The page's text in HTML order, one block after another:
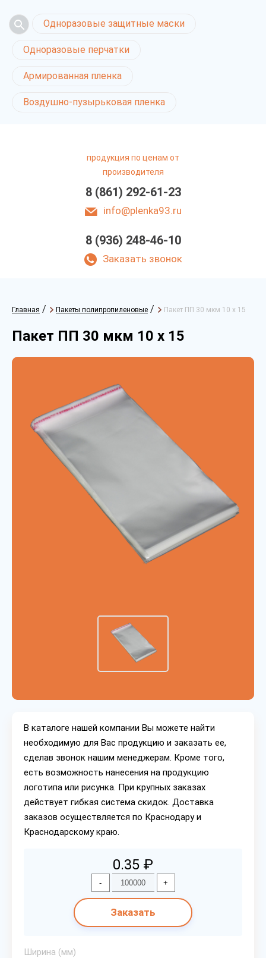
Одноразовые защитные маски
Одноразовые перчатки
Армированная пленка
Воздушно-пузырьковая пленка
продукция по ценам от
производителя
8 (861) 292-61-23
info@plenka93.ru
8 (936) 248-46-10
Заказать звонок
Главная / Пакеты полипропиленовые / Пакет ПП 30 мкм 10 х 15
Пакет ПП 30 мкм 10 х 15
В каталоге нашей компании Вы можете найти
необходимую для Вас продукцию и заказать ее,
сделав звонок нашим менеджерам. Кроме того,
есть возможность нанесения на продукцию
логотипа или рисунка. При крупных заказах
действует гибкая система скидок. Доставка
заказов осуществляется по Краснодару и
Краснодарскому краю.
0.35 ₽
- +
Заказать
Ширина (мм)